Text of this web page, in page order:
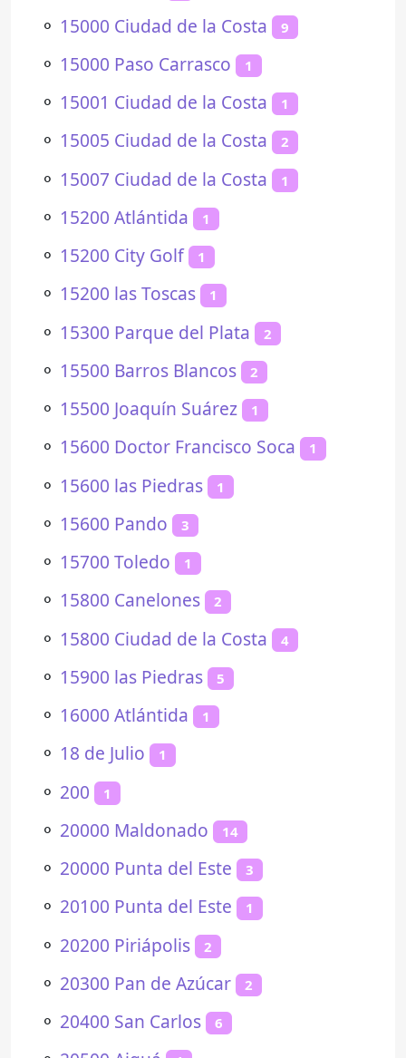
⚬ 15000 Ciudad de la Costa 9
⚬ 15000 Paso Carrasco 1
⚬ 15001 Ciudad de la Costa 1
⚬ 15005 Ciudad de la Costa 2
⚬ 15007 Ciudad de la Costa 1
⚬ 15200 Atlántida 1
⚬ 15200 City Golf 1
⚬ 15200 las Toscas 1
⚬ 15300 Parque del Plata 2
⚬ 15500 Barros Blancos 2
⚬ 15500 Joaquín Suárez 1
⚬ 15600 Doctor Francisco Soca 1
⚬ 15600 las Piedras 1
⚬ 15600 Pando 3
⚬ 15700 Toledo 1
⚬ 15800 Canelones 2
⚬ 15800 Ciudad de la Costa 4
⚬ 15900 las Piedras 5
⚬ 16000 Atlántida 1
⚬ 18 de Julio 1
⚬ 200 1
⚬ 20000 Maldonado 14
⚬ 20000 Punta del Este 3
⚬ 20100 Punta del Este 1
⚬ 20200 Piriápolis 2
⚬ 20300 Pan de Azúcar 2
⚬ 20400 San Carlos 6